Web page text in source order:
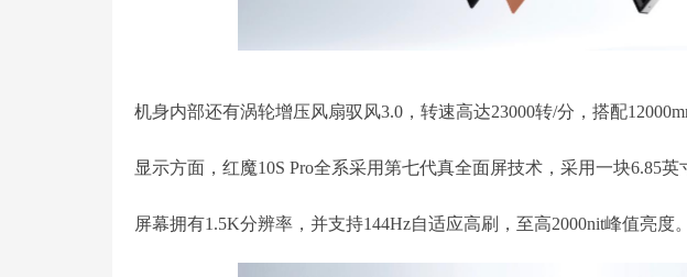
机身内部还有涡轮增压风扇驭风3.0，转速高达23000转/分，搭配
显示方面，红魔10S Pro全系采用第七代真全面屏技术，采用一块6.85英
屏幕拥有1.5K分辨率，并支持144Hz自适应高刷，至高2000nit峰值亮度。